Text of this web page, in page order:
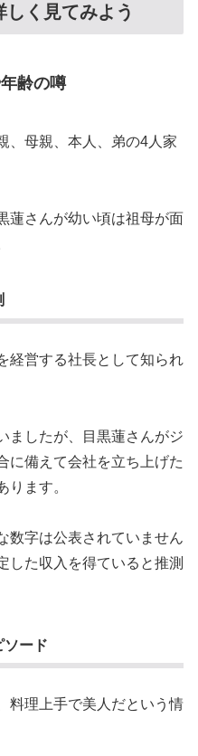
しく見てみよう
齢の噂
、母親、本人、弟の4人家
蓮さんが幼い頃は祖母が面
経営する社長として知られ
ましたが、目黒蓮さんがジ
に備えて会社を立ち上げた
ります。
数字は公表されていません
した収入を得ていると推測
ソード
料理上手で美人だという情